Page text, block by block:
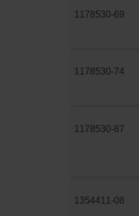
1178530-69
1178530-74
1178530-87
1354411-08